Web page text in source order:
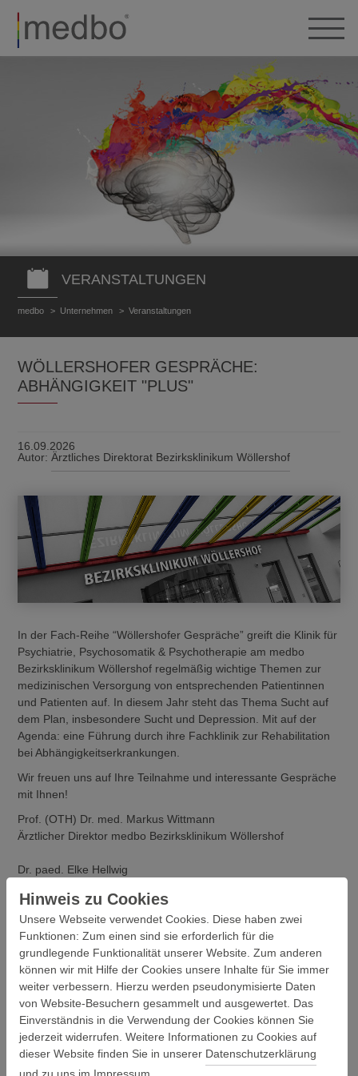
VERANSTALTUNGEN
medbo Unternehmen Veranstaltungen
WÖLLERSHOFER GESPRÄCHE:
ABHÄNGIGKEIT "PLUS"
16.09.2026
Autor: Ärztliches Direktorat Bezirksklinikum Wöllershof
In der Fach-Reihe “Wöllershofer Gespräche” greift die Klinik für
Psychiatrie, Psychosomatik & Psychotherapie am medbo
Bezirksklinikum Wöllershof regelmäßig wichtige Themen zur
medizinischen Versorgung von entsprechenden Patientinnen
und Patienten auf. In diesem Jahr steht das Thema Sucht auf
dem Plan, insbesondere Sucht und Depression. Mit auf der
Agenda: eine Führung durch ihre Fachklinik zur Rehabilitation
bei Abhängigkeitserkrankungen.
Wir freuen uns auf Ihre Teilnahme und interessante Gespräche
mit Ihnen!
Prof. (OTH) Dr. med. Markus Wittmann
Ärztlicher Direktor medbo Bezirksklinikum Wöllershof
Dr. paed. Elke Hellwig
Abhängigkeitserkrankungen
Wöllershofer Gespräche | Fachtag Rehabilitation:
Abhängigkeit “PLUS”
Mittwoch, 16. September 2026, 13:00 bis 17:00 Uhr
medbo Bezirksklinikum Wöllershof | Alter Festsaal |
Wöllershof 1 | 92721 Störnstein
BLÄK-Punkte sind beantragt
Hinweis zu Cookies
Unsere Webseite verwendet Cookies. Diese haben zwei
Funktionen: Zum einen sind sie erforderlich für die
grundlegende Funktionalität unserer Website. Zum anderen
können wir mit Hilfe der Cookies unsere Inhalte für Sie immer
weiter verbessern. Hierzu werden pseudonymisierte Daten
von Website-Besuchern gesammelt und ausgewertet. Das
Einverständnis in die Verwendung der Cookies können Sie
jederzeit widerrufen. Weitere Informationen zu Cookies auf
dieser Website finden Sie in unserer Datenschutzerklärung